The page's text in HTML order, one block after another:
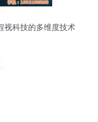
视科技的多维度技术